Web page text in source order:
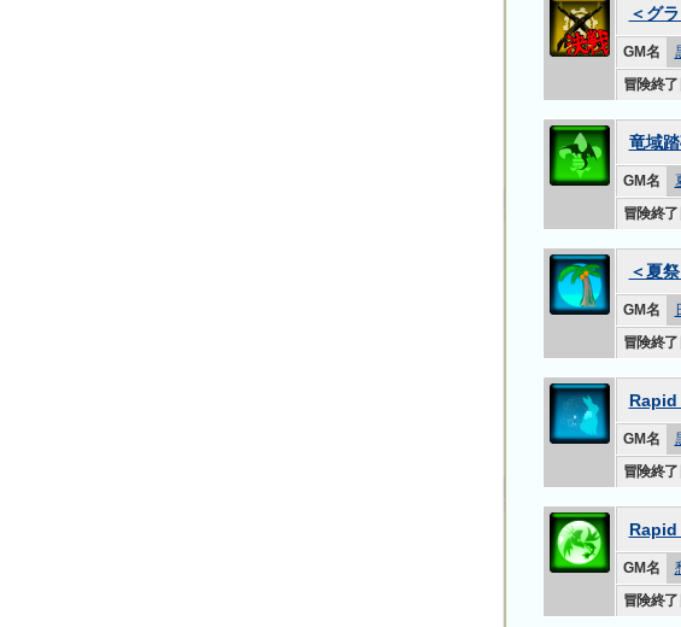
＜グ
GM名
冒険終
竜域
GM名
冒険終
＜夏
GM名
冒険終
GM名
冒険終
Rapid
GM名
冒険終